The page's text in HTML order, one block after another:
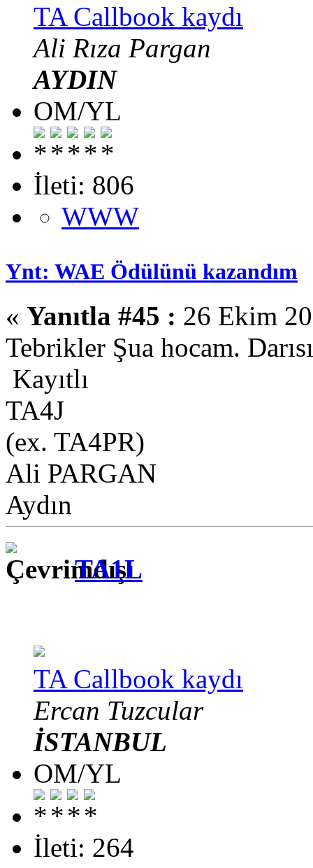
TA Callbook kaydı
Ali Rıza Pargan
AYDIN
OM/YL
İleti: 806
WWW
Ynt: WAE Ödülünü kazandım
« Yanıtla #45 : 26 Ekim
Tebrikler Şua hocam.
Kayıtlı
TA4J
(ex. TA4PR)
Ali PARGAN
Aydın
TA1L
TA Callbook kaydı
Ercan Tuzcular
İSTANBUL
OM/YL
İleti: 264